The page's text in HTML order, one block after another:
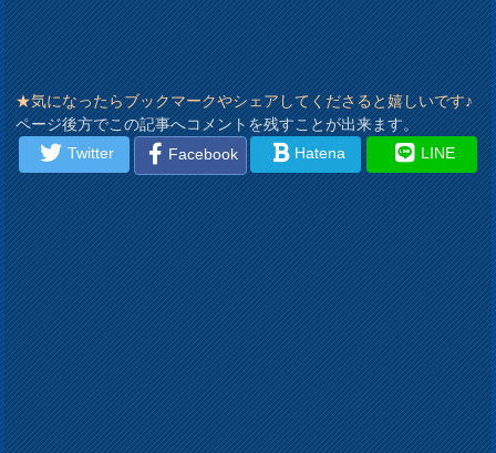
★気になったらブックマークやシェアしてくださると嬉しいです♪
ページ後方でこの記事へコメントを残すことが出来ます。
Twitter
Facebook Hatena LINE